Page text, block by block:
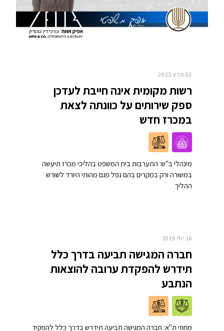
02 מרץ 2025
רשות מקומית אינה חייבת לעדכן
ספק שירותים על כוונתה לצאת
במכרז חדש
מינהלי ב"ש: התערבות בית המשפט בהליכי מכרז תיעשה
במשורה ורק במקרים בהם נפל פגם מהותי היורד לשורש
ההליך
16 יולי 2019
חברה המגישה תביעה בדרך כלל
תידרש להפקדת ערובה להוצאות
הנתבע
מחוזי ת"א: חברה המגישה תביעה תידרש בדרך כלל להפקיד